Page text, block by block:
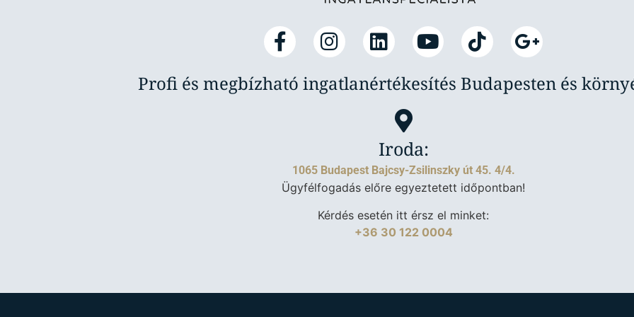
Profi és megbízható ingatlanértékesítés Budapesten és
Iroda:
1065 Budapest Bajcsy-Zsilinszky út 45. 4/4.
Ügyfélfogadás előre egyeztetett időpontban!
Kérdés esetén itt érsz el minket:
+36 30 122 0004